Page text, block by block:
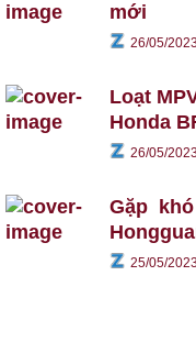
mới
26/05/
Loạt
Honda
26/05/
Gặp
25/05/